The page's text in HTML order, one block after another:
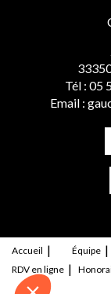
Tél : 05
Email :
Accueil Équipe
RDV en ligne